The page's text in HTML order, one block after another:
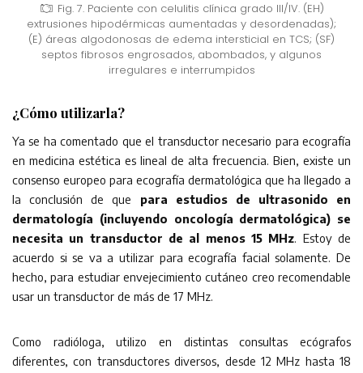
Fig. 7. Paciente con celulitis clínica grado III/IV. (EH)
extrusiones hipodérmicas aumentadas y desordenadas);
(E) áreas algodonosas de edema intersticial en TCS; (SF)
septos fibrosos engrosados, abombados, y algunos
irregulares e interrumpidos
¿Cómo utilizarla?
Ya se ha comentado que el transductor necesario para ecografía
en medicina estética es lineal de alta frecuencia. Bien, existe un
consenso europeo para ecografía dermatológica que ha llegado a
la conclusión de que para estudios de ultrasonido en
dermatología (incluyendo oncología dermatológica) se
necesita un transductor de al menos 15 MHz. Estoy de
acuerdo si se va a utilizar para ecografía facial solamente. De
hecho, para estudiar envejecimiento cutáneo creo recomendable
usar un transductor de más de 17 MHz.
Como radióloga, utilizo en distintas consultas ecógrafos
diferentes, con transductores diversos, desde 12 MHz hasta 18